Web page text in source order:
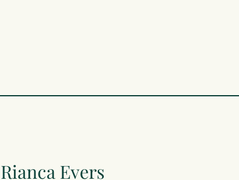
Rianca Evers